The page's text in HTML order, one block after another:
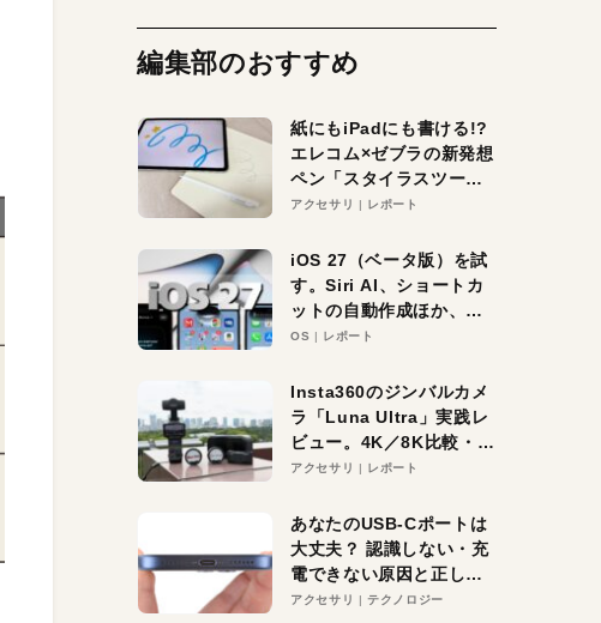
編集部のおすすめ
紙にもiPadにも書ける!?
エレコム×ゼブラの新発想
ペン「スタイラスツーウ
ェイ」レビュー。持ち替
アクセサリ レポート
iOS 27（ベータ版）を試
す。Siri AI、ショートカ
ットの自動作成ほか、期
待大の便利機能5選。
る未来はすぐそこ！
OS レポート
Insta360のジンバルカメ
ラ「Luna Ultra」実践レ
ビュー。4K／8K比較・ズ
ーム・夜間撮影をチェッ
アクセサリ レポート
あなたのUSB-Cポートは
大丈夫？ 認識しない・充
電できない原因と正しい
対策
アクセサリ テクノロジー